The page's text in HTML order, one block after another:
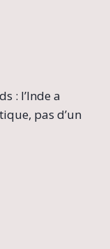
: l’Inde a
pas d’un